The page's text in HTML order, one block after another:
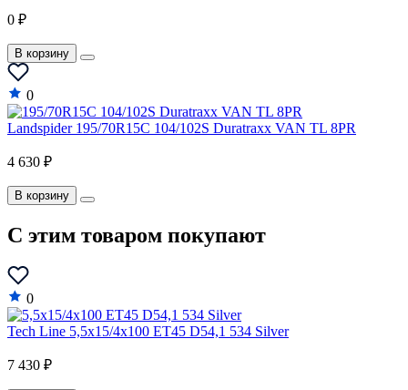
0 ₽
В корзину
0
Landspider 195/70R15C 104/102S Duratraxx VAN TL 8PR
4 630 ₽
В корзину
C этим товаром покупают
0
Tech Line 5,5x15/4x100 ET45 D54,1 534 Silver
7 430 ₽